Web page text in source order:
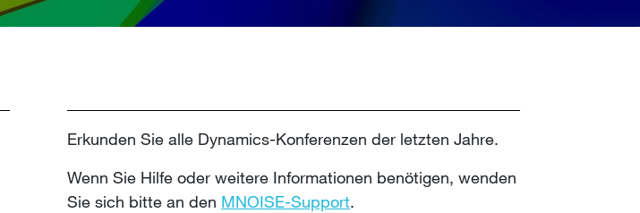
Erkunden Sie alle Dynamics-Konferenzen der letzten Jahre.
Wenn Sie Hilfe oder weitere Informationen benötigen, wenden
Sie sich bitte an den​​​​​​​ MNOISE-Support​​​​​​​​​​​​​​.